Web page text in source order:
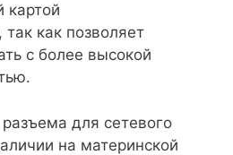
картой
как позволяет
с более высокой
для сетевого
на материнской